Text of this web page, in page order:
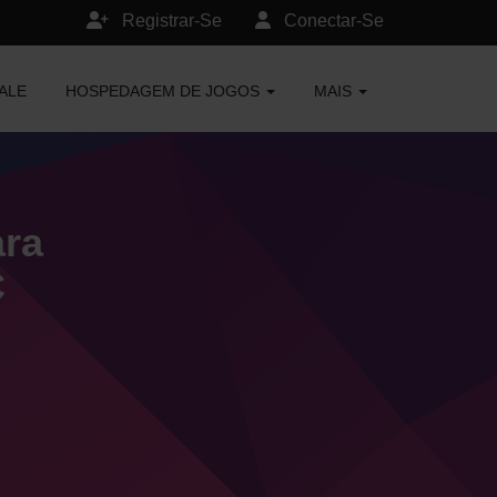
Conectar-Se
Registrar-Se
HOSPEDAGEM DE JOGOS MAIS